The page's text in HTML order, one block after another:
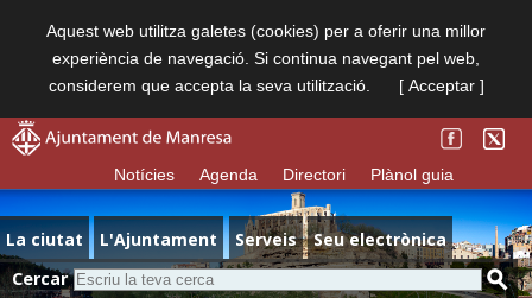
Aquest web utilitza galetes (cookies) per a oferir una millor
experiència de navegació. Si continua navegant pel web,
considerem que accepta la seva utilització.
[ Acceptar ]
Notícies Agenda Directori Plànol guia
La ciutat L'Ajuntament Serveis
Seu electrònica
Cercar